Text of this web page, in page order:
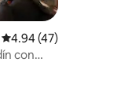
Calificación
4.94 (47)
con